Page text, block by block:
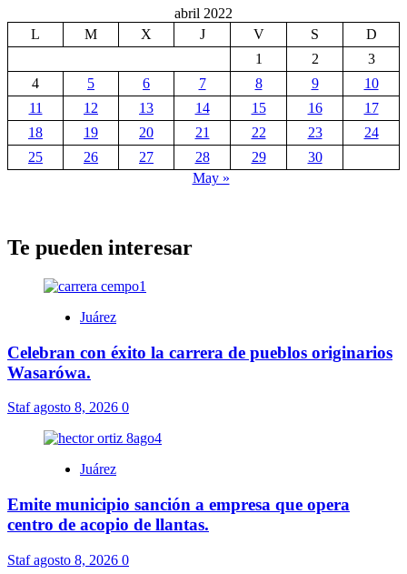
abril 2022
L
M X J V S
D
1
2
3
4
5 6 7 8 9
10
11
12 13 14 15 16
17
18
19 20 21 22 23
24
25
26 27 28 29
30
May »
Te pueden interesar
Juárez
Celebran con éxito la carrera de pueblos originarios
Wasarówa.
Stafagosto 8, 2026 0
Juárez
Emite municipio sanción a empresa que opera
centro de acopio de llantas.
Stafagosto 8, 2026 0